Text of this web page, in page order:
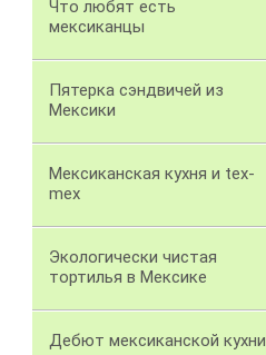
Что любят есть
мексиканцы
Пятерка сэндвичей из
Мексики
Мексиканская кухня и tex-
mex
Экологически чистая
тортилья в Мексике
Дебют мексиканской кухни